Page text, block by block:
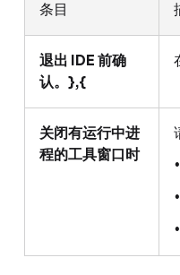
条目
退出 IDE 前确
认。},{
关闭有运行中进
程的工具窗口时